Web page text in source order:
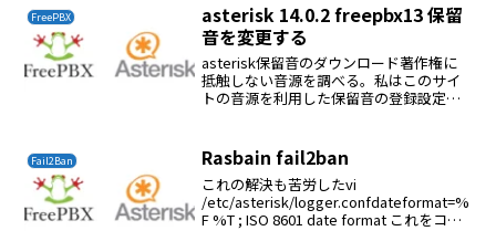
FreePBX
asterisk 14.0.2 freepbx13 保留
音を変更する
asterisk保留音のダウンロード著作権に
抵触しない音源を調べる。私はこのサイ
トの音源を利用した保留音の登録設定→
マークをクリック）ブラウザタブをクリ
ック音...
Fail2Ban Rasbain fail2ban
これの解決も苦労したvi
/etc/asterisk/logger.confdateformat=%
F %T ; ISO 8601 date format これをコメ